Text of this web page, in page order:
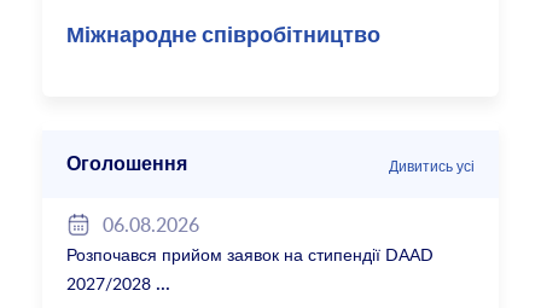
Міжнародне співробітництво
Оголошення Дивитись усі
06.08.2026
Розпочався прийом заявок на стипендії DAAD
2027/2028